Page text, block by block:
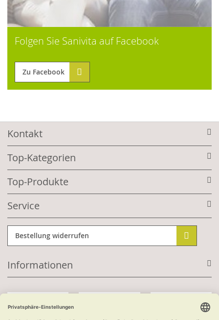
Folgen Sie Sanivita auf Facebook
Zu Facebook
Kontakt
Top-Kategorien
Top-Produkte
Service
Bestellung widerrufen
Informationen